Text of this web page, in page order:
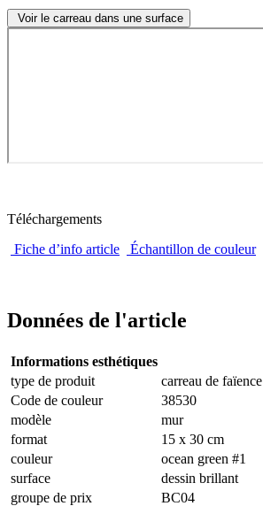
Voir le carreau dans une surface
Téléchargements
Fiche d’info article
Échantillon de couleur
Données de l'article
Informations esthétiques
type de produit
carreau de faïence
Code de couleur
38530
modèle
mur
format
15 x 30 cm
couleur
ocean green #1
surface
dessin brillant
groupe de prix
BC04